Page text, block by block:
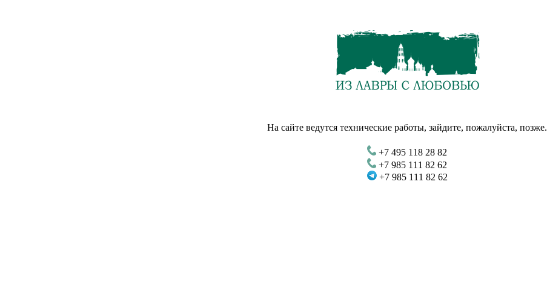
На сайте ведутся технические работы, зайдите, пожалуйста, позже.
+7 495 118 28 82
+7 985 111 82 62
+7 985 111 82 62